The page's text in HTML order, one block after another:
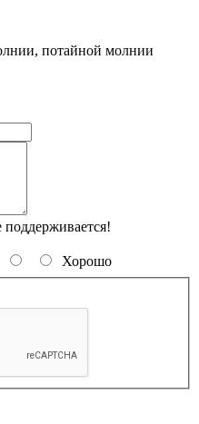
потайной молнии
Хорошо